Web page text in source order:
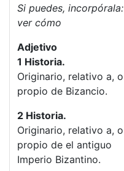
Si puedes, incorpórala:
ver cómo
Adjetivo
1 Historia.
Originario, relativo a, o
propio de Bizancio.
2 Historia.
Originario, relativo a, o
propio de el antiguo
Imperio Bizantino.